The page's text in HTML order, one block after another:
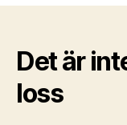
Det är
loss